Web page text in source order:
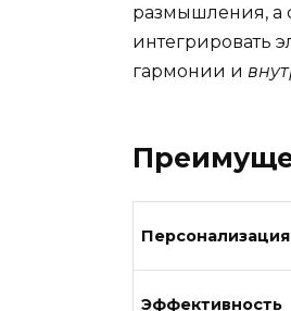
размышления, а
интегрировать
гармонии и
Персонализация
Эффективность